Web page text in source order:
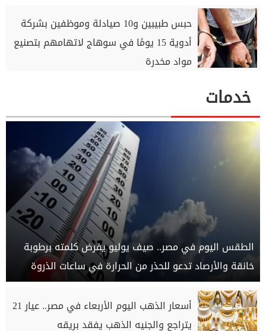
حبس طبيبين و10 صيادلة وموظفين بشركة
أدوية 15 يومًا في سوهاج لاتهامهم بتصنيع
مواد مخدرة
خدمات
الطقس اليوم في مصر.. صيف يوليو يفرض كلمته برطوبة
خانقة والأرصاد تدعو للحذر من الحرارة في ساعات الذروة
أسعار الذهب اليوم الأربعاء في مصر.. عيار 21
يتراجع والجنيه الذهب يفقد بريقه